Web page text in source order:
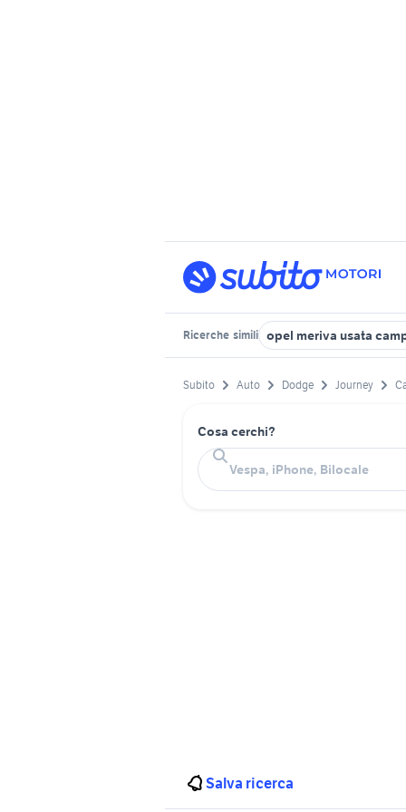
Ricerche simili opel meriva usata
Subito Auto Dodge Journey
Cosa cerchi?
Salva ricerca